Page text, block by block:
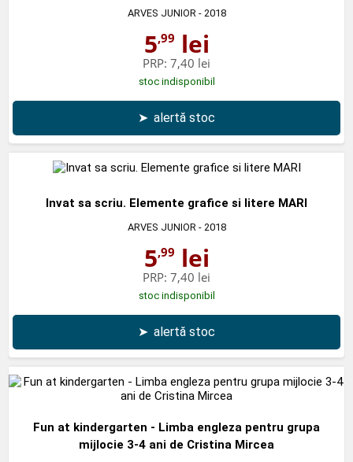
ARVES JUNIOR- 2018
5,99 lei
PRP: 7,40 lei
stoc indisponibil
➤ alertă stoc
Invat sa scriu. Elemente grafice si litere MARI
ARVES JUNIOR- 2018
5,99 lei
PRP: 7,40 lei
stoc indisponibil
➤ alertă stoc
Fun at kindergarten - Limba engleza pentru grupa
mijlocie 3-4 ani de Cristina Mircea